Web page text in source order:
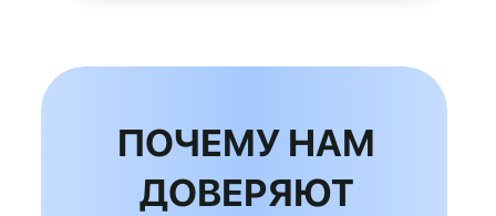
ПОЧЕМУ НАМ
ДОВЕРЯЮТ